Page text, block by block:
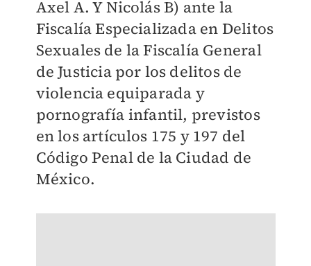
Axel A. Y Nicolás B) ante la
Fiscalía Especializada en Delitos
Sexuales de la Fiscalía General
de Justicia por los delitos de
violencia equiparada y
pornografía infantil, previstos
en los artículos 175 y 197 del
Código Penal de la Ciudad de
México.